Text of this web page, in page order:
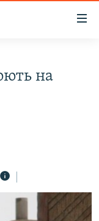
на